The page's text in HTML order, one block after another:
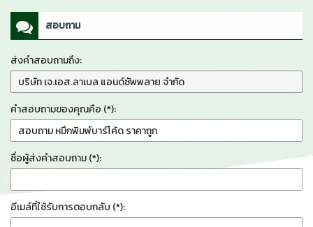
สอบถาม
ส่งคำสอบถามถึง:
คำสอบถามของคุณคือ (*):
ชื่อผู้ส่งคำสอบถาม (*):
อีเมล์ที่ใช้รับการตอบกลับ (*):